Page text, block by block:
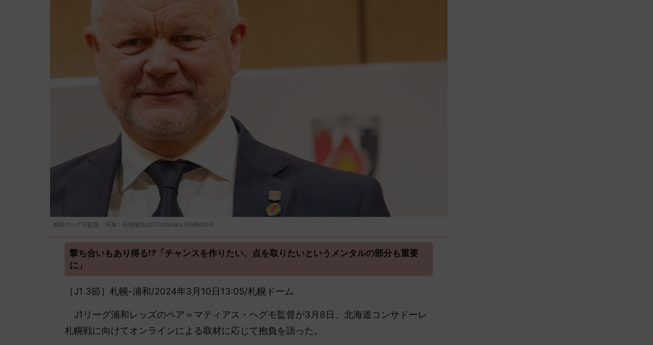
浦和のヘグモ監督。写真：石橋俊治/(C)Toshiharu ISHIBASHI
撃ち合いもあり得る!?「チャンスを作りたい、点を取りたいというメンタルの部分も重要
に」
［J1 3節］札幌-浦和/2024年3月10日13:05/札幌ドーム
J1リーグ浦和レッズのペア＝マティアス・ヘグモ監督が3月8日、北海道コンサドーレ
札幌戦に向けてオンラインによる取材に応じて抱負を語った。